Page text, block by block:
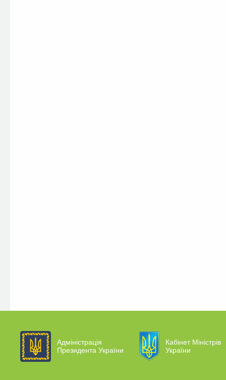
Адміністрація
Президента України
Кабінет Міністрів
України